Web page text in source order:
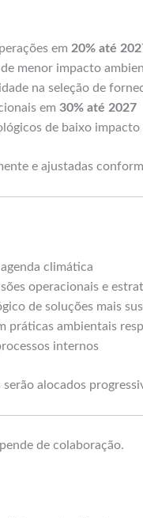
em 20% até
menor impacto
na seleção de
em 30% até 2027
de baixo impacto
e ajustadas
climática
operacionais e
de soluções mais
práticas ambientais
internos
alocados
de colaboração.